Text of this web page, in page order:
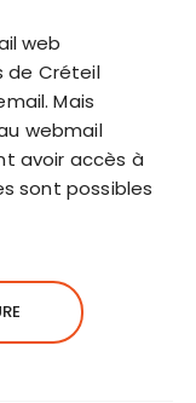
web
de Créteil
Mais
webmail
avoir accès à
sont possibles